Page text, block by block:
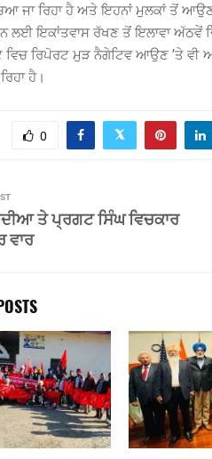
ਜਾ ਰਿਹਾ ਹੈ ਅਤੇ ਇਹਨਾਂ ਮੁਲਕਾਂ ਤੋਂ
ਲਈ ਇਕਾਂਤਵਾਸ ਰੱਖਣ ਤੋਂ ਇਲਾਵਾ ਅੱਠਵੇਂ
ਵਿਚ ਰਿਪੋਰਟ ਮੁੜ ਨੈਗੇਟਿਵ ਆਉਣ ’ਤੇ ਵੀ
ਹੈ।
0
ਤੇ ਪ੍ਰਗਟ ਸਿੰਘ ਵਿਚਕਾਰ
ਵਾਰ